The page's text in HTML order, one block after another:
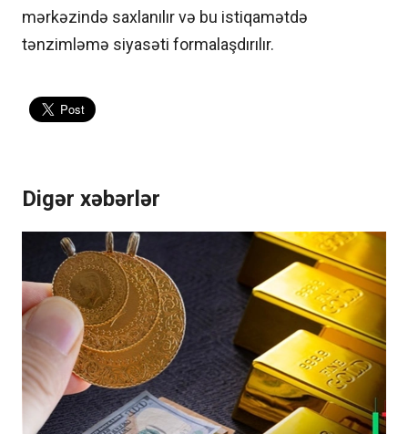
mərkəzində saxlanılır və bu istiqamətdə
tənzimləmə siyasəti formalaşdırılır.
Digər xəbərlər